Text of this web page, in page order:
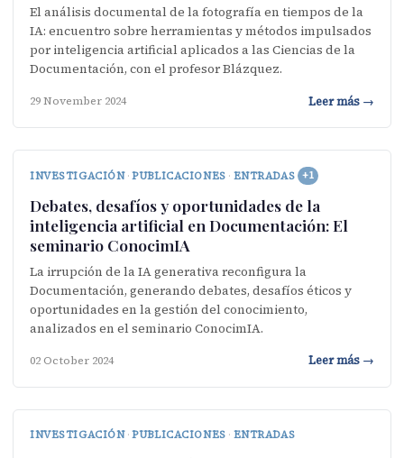
El análisis documental de la fotografía en tiempos de la
IA: encuentro sobre herramientas y métodos impulsados
por inteligencia artificial aplicados a las Ciencias de la
Documentación, con el profesor Blázquez.
29 November 2024 Leer más →
INVESTIGACIÓN · PUBLICACIONES · ENTRADAS +1
Debates, desafíos y oportunidades de la
inteligencia artificial en Documentación: El
seminario ConocimIA
La irrupción de la IA generativa reconfigura la
Documentación, generando debates, desafíos éticos y
oportunidades en la gestión del conocimiento,
analizados en el seminario ConocimIA.
02 October 2024 Leer más →
INVESTIGACIÓN · PUBLICACIONES · ENTRADAS